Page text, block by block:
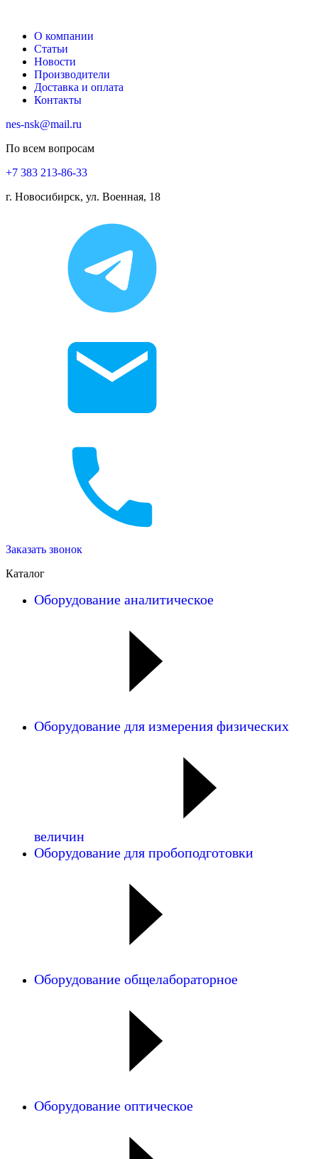
О компании
Статьи
Новости
Производители
Доставка и оплата
Контакты
nes-nsk@mail.ru
По всем вопросам
+7 383 213-86-33
г. Новосибирск, ул. Военная, 18
Заказать звонок
Каталог
Оборудование аналитическое
Оборудование для измерения физических
величин
Оборудование для пробоподготовки
Оборудование общелабораторное
Оборудование оптическое